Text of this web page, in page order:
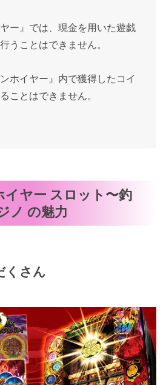
ー』では、現金を用いた遊戯
うことはできません。
ホイヤー』内で獲得したコイ
ことはできません。
イヤー スロット〜釣
ノ の魅力
くさん